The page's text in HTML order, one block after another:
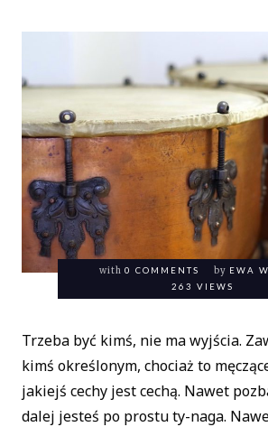
with 0 COMMENTS by EWA
263 VIEWS
Trzeba być kimś, nie ma wyjścia.
kimś określonym, chociaż to
jakiejś cechy jest cechą. Nawet
dalej jesteś po prostu ty-naga.